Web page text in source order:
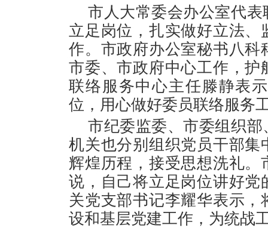
市人大常委会办公室代
立足岗位，扎实做好立法
作。市政府办公室秘书八
市委、市政府中心工作，
联络服务中心主任滕静表
位，用心做好委员联络服务
市纪委监委、市委组织
机关也分别组织党员干部
辉煌历程，接受思想洗礼
说，自己将立足岗位讲好
关党支部书记李耀华表示
设和基层党建工作，为统战